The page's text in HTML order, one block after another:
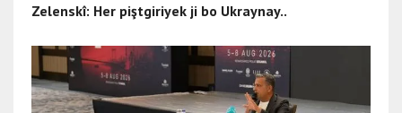
Zelenskî: Her piştgiriyek ji bo Ukraynay..